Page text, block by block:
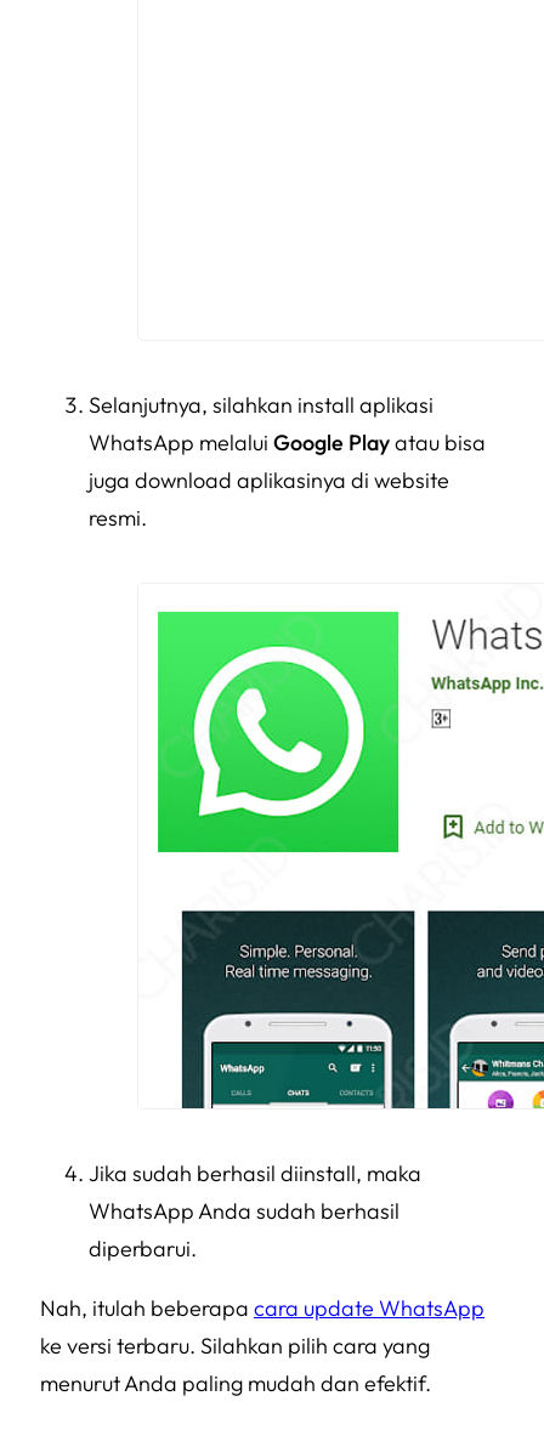
Selanjutnya, silahkan install aplikasi
WhatsApp melalui Google Playatau bisa
juga download aplikasinya di website
resmi.
Jika sudah berhasil diinstall, maka
WhatsApp Anda sudah berhasil
diperbarui.
Nah, itulah beberapa cara update WhatsApp
ke versi terbaru. Silahkan pilih cara yang
menurut Anda paling mudah dan efektif.